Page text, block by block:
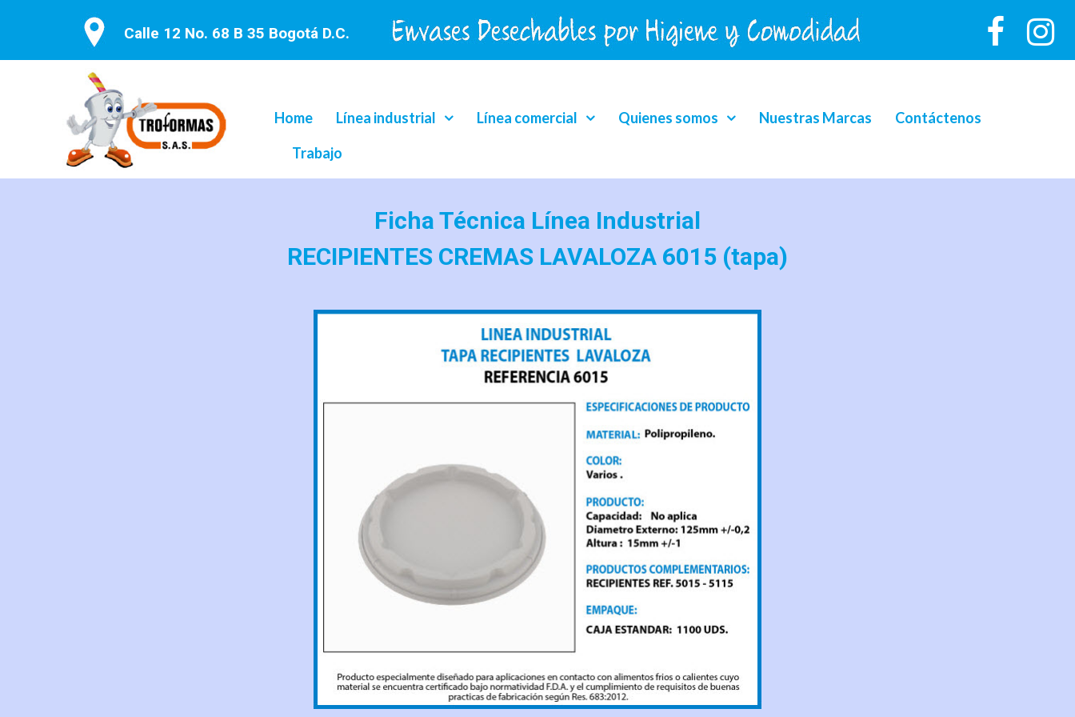
Calle 12 No. 68 B 35 Bogotá D.C.
Home Línea industrial Línea comercial Quienes somos Nuestras Marcas
Contáctenos
Trabajo
Ficha Técnica Línea Industrial
RECIPIENTES CREMAS LAVALOZA 6015 (tapa)